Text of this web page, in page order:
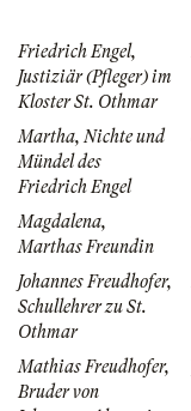
Friedrich Engel,
Justiziär (Pfleger) im
Kloster St. Othmar
Martha, Nichte und
Mündel des
Friedrich Engel
Magdalena,
Marthas Freundin
Johannes Freudhofer,
Schullehrer zu St.
Othmar
Mathias Freudhofer,
Bruder von